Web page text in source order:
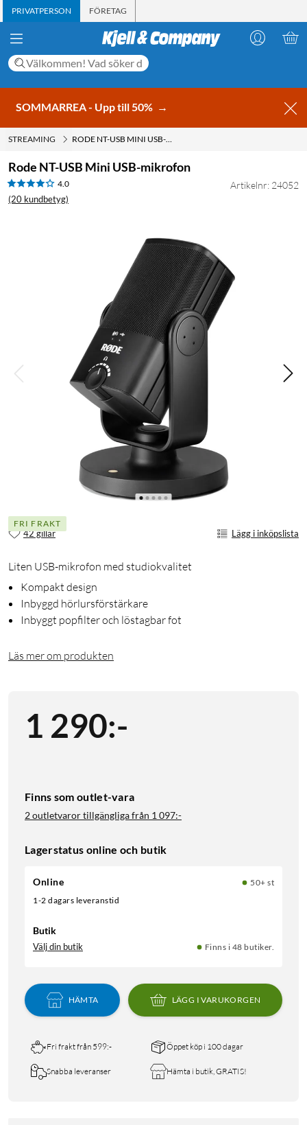
PRIVATPERSON FÖRETAG
SOMMARREA - Upp till 50% →
STREAMING RODE NT-USB MINI USB-MIKROFON
Rode NT-USB Mini USB-mikrofon
4.0
(20 kundbetyg)
Artikelnr: 24052
FRI FRAKT
42 gillar Lägg i inköpslista
Liten USB-mikrofon med studiokvalitet
Kompakt design
Inbyggd hörlursförstärkare
Inbyggt popfilter och löstagbar fot
Läs mer om produkten
1 290:-
Finns som outlet-vara
2 outletvaror tillgängliga från 1 097:-
Lagerstatus online och butik
Online
50+ st
1-2 dagars leveranstid
Butik
Välj din butik Finns i 48 butiker.
HÄMTA LÄGG I VARUKORGEN
Fri frakt från 599:- Öppet köp i 100 dagar
Snabba leveranser Hämta i butik, GRATIS!